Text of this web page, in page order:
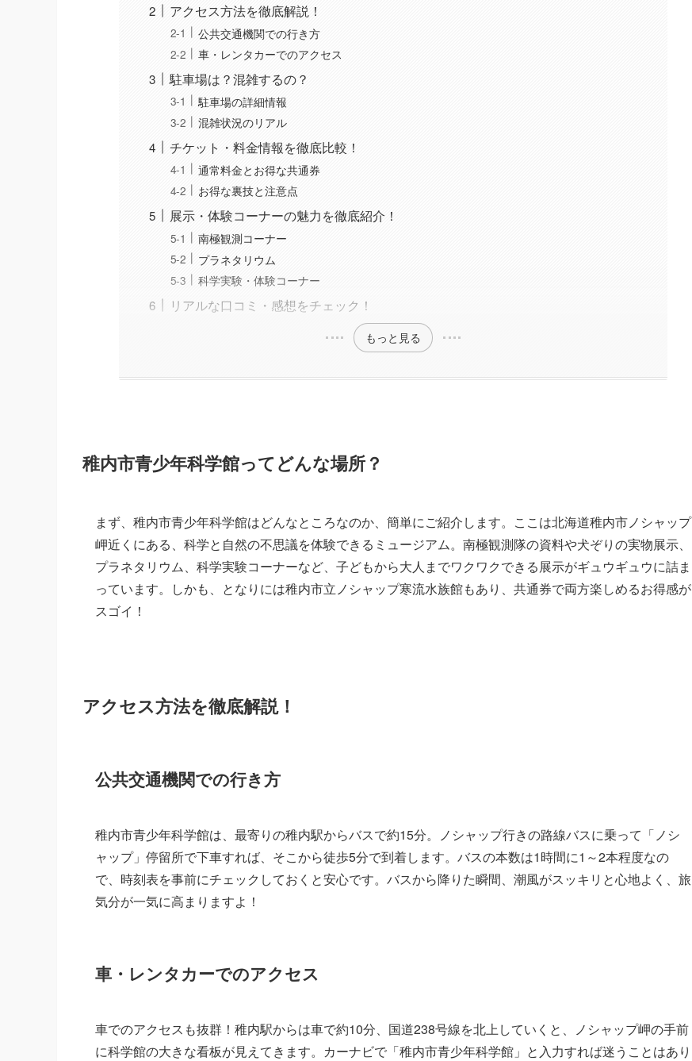
アクセス方法を徹底解説！
公共交通機関での行き方
車・レンタカーでのアクセス
駐車場は？混雑するの？
駐車場の詳細情報
混雑状況のリアル
チケット・料金情報を徹底比較！
通常料金とお得な共通券
お得な裏技と注意点
展示・体験コーナーの魅力を徹底紹介！
南極観測コーナー
プラネタリウム
科学実験・体験コーナー
リアルな口コミ・感想をチェック！
もっと見る
稚内市青少年科学館ってどんな場所？
まず、稚内市青少年科学館はどんなところなのか、簡単にご紹介します。ここは北海道稚内市ノシャップ
岬近くにある、科学と自然の不思議を体験できるミュージアム。南極観測隊の資料や犬ぞりの実物展示、
プラネタリウム、科学実験コーナーなど、子どもから大人までワクワクできる展示がギュウギュウに詰ま
っています。しかも、となりには稚内市立ノシャップ寒流水族館もあり、共通券で両方楽しめるお得感が
スゴイ！
アクセス方法を徹底解説！
公共交通機関での行き方
稚内市青少年科学館は、最寄りの稚内駅からバスで約15分。ノシャップ行きの路線バスに乗って「ノシ
ャップ」停留所で下車すれば、そこから徒歩5分で到着します。バスの本数は1時間に1～2本程度なの
で、時刻表を事前にチェックしておくと安心です。バスから降りた瞬間、潮風がスッキリと心地よく、旅
気分が一気に高まりますよ！
車・レンタカーでのアクセス
車でのアクセスも抜群！稚内駅からは車で約10分、国道238号線を北上していくと、ノシャップ岬の手前
に科学館の大きな看板が見えてきます。カーナビで「稚内市青少年科学館」と入力すれば迷うことはあり